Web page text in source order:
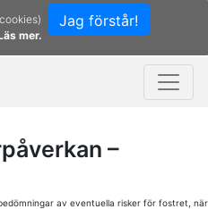
Jag förstår!
mer.
–
av eventuella risker för fostret, när